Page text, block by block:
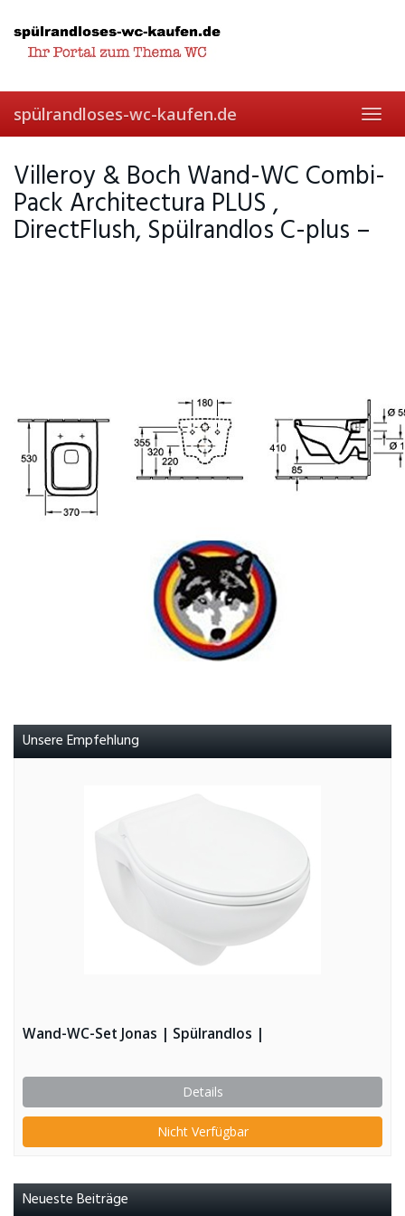
main
content
spülrandloses-wc-kaufen.de
Villeroy & Boch Wand-WC Combi-
Pack Architectura PLUS ,
DirectFlush, Spülrandlos C-plus –
Unsere Empfehlung
Wand-WC-Set Jonas | Spülrandlos |
Details
Nicht Verfügbar
Neueste Beiträge